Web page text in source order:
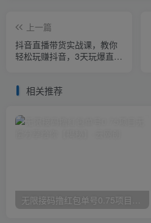
上一篇
抖音直播带货实战课，教你
轻松玩赚抖音，3天玩爆直播
相关推荐
无限接码撸红包单号0.75项目无偿分享给你【揭秘】